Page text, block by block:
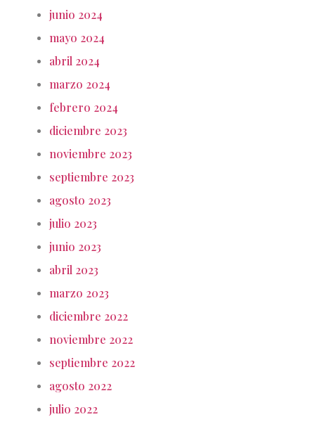
junio 2024
mayo 2024
abril 2024
marzo 2024
febrero 2024
diciembre 2023
noviembre 2023
septiembre 2023
agosto 2023
julio 2023
junio 2023
abril 2023
marzo 2023
diciembre 2022
noviembre 2022
septiembre 2022
agosto 2022
julio 2022